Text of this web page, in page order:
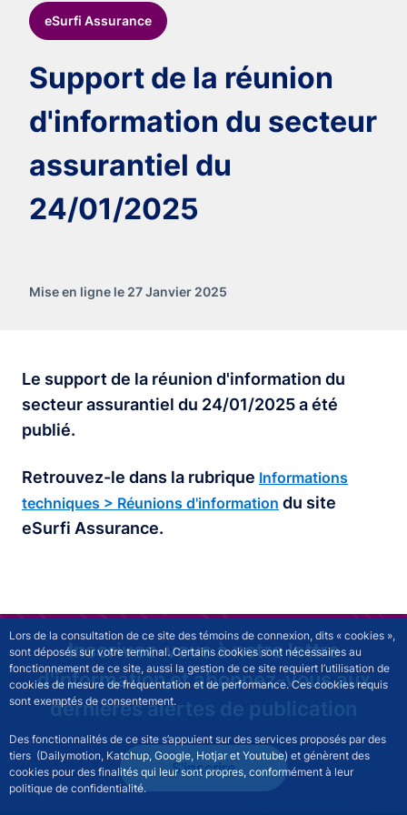
Lors de la consultation de ce site des témoins de connexion, dits « cookies »,
sont déposés sur votre terminal. Certains cookies sont nécessaires au
fonctionnement de ce site, aussi la gestion de ce site requiert l’utilisation de
cookies de mesure de fréquentation et de performance. Ces cookies requis
sont exemptés de consentement.
Des fonctionnalités de ce site s’appuient sur des services proposés par des
tiers (Dailymotion, Katchup, Google, Hotjar et Youtube) et génèrent des
cookies pour des finalités qui leur sont propres, conformément à leur
politique de confidentialité.
eSurfi Assurance
Support de la réunion
d'information du secteur
assurantiel du
24/01/2025
Mise en ligne le 27 Janvier 2025
Le support de la réunion d'information du
secteur assurantiel du 24/01/2025 a été
publié.
Retrouvez-le dans la rubrique Informations
techniques > Réunions d'information du site
eSurfi Assurance.
Inscrivez-vous à notre lettre
d'information et abonnez-vous aux
dernières alertes de publication
S'inscrire